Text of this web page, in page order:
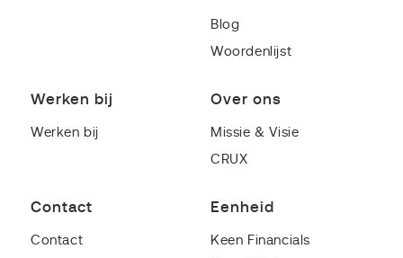
Blog
Woordenlijst
Werken bij
Werken bij
Over ons
Missie & Visie
CRUX
Contact
Contact
Eenheid
Keen Financials